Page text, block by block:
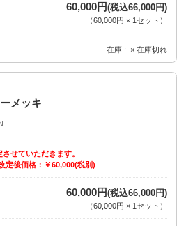
60,000円(税込66,000円)
（60,000円 × 1セット ）
在庫 × 在庫切れ
メッキ
せていただきます。
定後価格：￥60,000(税別)
60,000円(税込66,000円)
（60,000円 × 1セット ）